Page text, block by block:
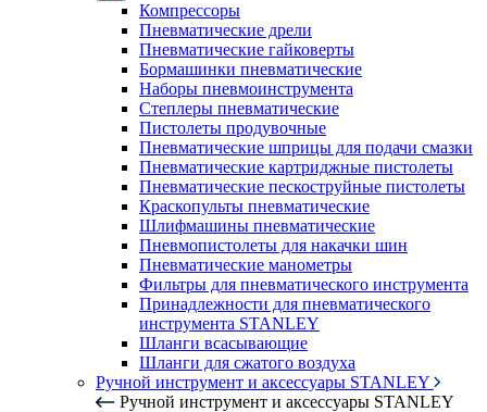
Компрессоры
Пневматические дрели
Пневматические гайковерты
Бормашинки пневматические
Наборы пневмоинструмента
Степлеры пневматические
Пистолеты продувочные
Пневматические шприцы для подачи смазки
Пневматические картриджные пистолеты
Пневматические пескоструйные пистолеты
Краскопульты пневматические
Шлифмашины пневматические
Пневмопистолеты для накачки шин
Пневматические манометры
Фильтры для пневматического инструмента
Принадлежности для пневматического
инструмента STANLEY
Шланги всасывающие
Шланги для сжатого воздуха
Ручной инструмент и аксессуары STANLEY
Ручной инструмент и аксессуары STANLEY